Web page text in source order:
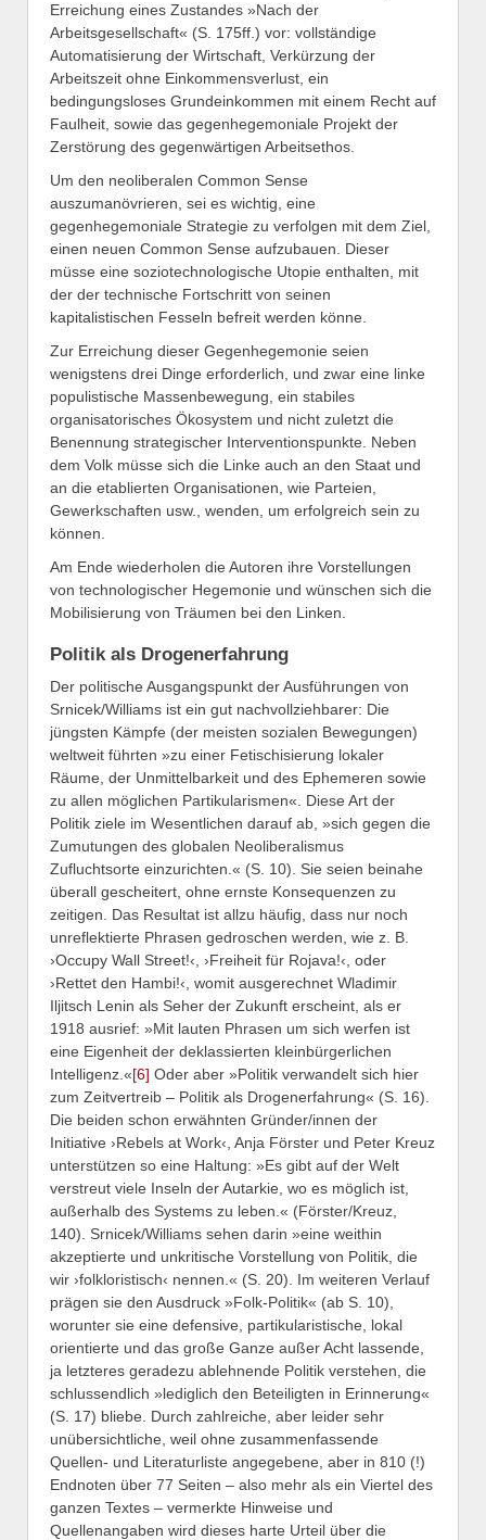
Erreichung eines Zustandes »Nach der
Arbeitsgesellschaft« (S. 175ff.) vor: vollständige
Automatisierung der Wirtschaft, Verkürzung der
Arbeitszeit ohne Einkommensverlust, ein
bedingungsloses Grundeinkommen mit einem Recht auf
Faulheit, sowie das gegenhegemoniale Projekt der
Zerstörung des gegenwärtigen Arbeitsethos.
Um den neoliberalen Common Sense
auszumanövrieren, sei es wichtig, eine
gegenhegemoniale Strategie zu verfolgen mit dem Ziel,
einen neuen Common Sense aufzubauen. Dieser
müsse eine soziotechnologische Utopie enthalten, mit
der der technische Fortschritt von seinen
kapitalistischen Fesseln befreit werden könne.
Zur Erreichung dieser Gegenhegemonie seien
wenigstens drei Dinge erforderlich, und zwar eine linke
populistische Massenbewegung, ein stabiles
organisatorisches Ökosystem und nicht zuletzt die
Benennung strategischer Interventionspunkte. Neben
dem Volk müsse sich die Linke auch an den Staat und
an die etablierten Organisationen, wie Parteien,
Gewerkschaften usw., wenden, um erfolgreich sein zu
können.
Am Ende wiederholen die Autoren ihre Vorstellungen
von technologischer Hegemonie und wünschen sich die
Mobilisierung von Träumen bei den Linken.
Politik als Drogenerfahrung
Der politische Ausgangspunkt der Ausführungen von
Srnicek/Williams ist ein gut nachvollziehbarer: Die
jüngsten Kämpfe (der meisten sozialen Bewegungen)
weltweit führten »zu einer Fetischisierung lokaler
Räume, der Unmittelbarkeit und des Ephemeren sowie
zu allen möglichen Partikularismen«. Diese Art der
Politik ziele im Wesentlichen darauf ab, »sich gegen die
Zumutungen des globalen Neoliberalismus
Zufluchtsorte einzurichten.« (S. 10). Sie seien beinahe
überall gescheitert, ohne ernste Konsequenzen zu
zeitigen. Das Resultat ist allzu häufig, dass nur noch
unreflektierte Phrasen gedroschen werden, wie z. B.
›Occupy Wall Street!‹, ›Freiheit für Rojava!‹, oder
›Rettet den Hambi!‹, womit ausgerechnet Wladimir
Iljitsch Lenin als Seher der Zukunft erscheint, als er
1918 ausrief: »Mit lauten Phrasen um sich werfen ist
eine Eigenheit der deklassierten kleinbürgerlichen
Intelligenz.«[6] Oder aber »Politik verwandelt sich hier
zum Zeitvertreib – Politik als Drogenerfahrung« (S. 16).
Die beiden schon erwähnten Gründer/innen der
Initiative ›Rebels at Work‹, Anja Förster und Peter Kreuz
unterstützen so eine Haltung: »Es gibt auf der Welt
verstreut viele Inseln der Autarkie, wo es möglich ist,
außerhalb des Systems zu leben.« (Förster/Kreuz,
140). Srnicek/Williams sehen darin »eine weithin
akzeptierte und unkritische Vorstellung von Politik, die
wir ›folkloristisch‹ nennen.« (S. 20). Im weiteren Verlauf
prägen sie den Ausdruck »Folk-Politik« (ab S. 10),
worunter sie eine defensive, partikularistische, lokal
orientierte und das große Ganze außer Acht lassende,
ja letzteres geradezu ablehnende Politik verstehen, die
schlussendlich »lediglich den Beteiligten in Erinnerung«
(S. 17) bliebe. Durch zahlreiche, aber leider sehr
unübersichtliche, weil ohne zusammenfassende
Quellen- und Literaturliste angegebene, aber in 810 (!)
Endnoten über 77 Seiten – also mehr als ein Viertel des
ganzen Textes – vermerkte Hinweise und
Quellenangaben wird dieses harte Urteil über die